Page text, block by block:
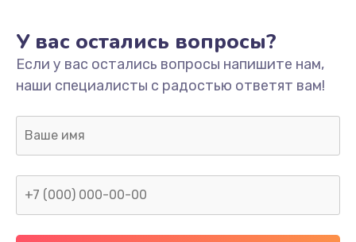
У вас остались вопросы?
Если у вас остались вопросы напишите нам,
наши специалисты с радостью ответят вам!